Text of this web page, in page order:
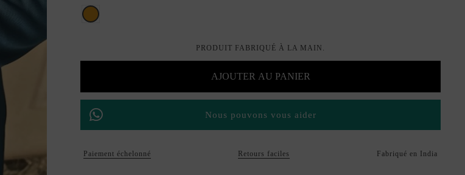
Dorado
PRODUIT FABRIQUÉ À LA MAIN.
AJOUTER AU PANIER
Nous pouvons vous aider
Paiement échelonné Retours faciles Fabriqué en India